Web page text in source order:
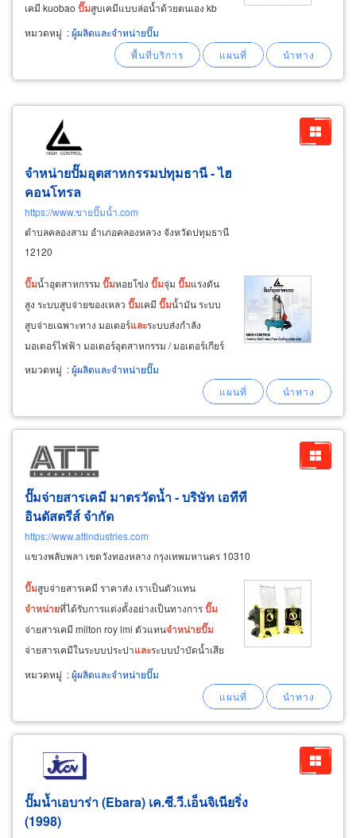
เคมี kuobao ปั๊มสูบเคมีแบบล่อน้ำด้วยตนเอง kb
series,ปั๊มสูบเคมีแบบขับเคลื่อนด้วยแม่เหล็ก mpx
สูบเคมีแบบแนวตั้ง, ระบบกรองเคมี ks
หมวดหมู่ :ผู้ผลิตและจำหน่ายปั๊ม
จำหน่ายปั๊มอุตสาหกรรมปทุมธานี - ไฮ
คอนโทรล
https://www.ขายปั๊มน้ำ.com
ตำบลคลองสาม อำเภอคลองหลวง จังหวัดปทุมธานี
12120
ปั๊มน้ำอุตสาหกรรม ปั๊มหอยโข่ง ปั๊มจุ่ม ปั๊มแรงดัน
สูง ระบบสูบจ่ายของเหลว ปั๊มเคมี ปั๊มน้ำมัน ระบบ
สูบจ่ายเฉพาะทาง มอเตอร์และระบบส่งกำลัง
มอเตอร์ไฟฟ้า มอเตอร์อุตสาหกรรม / มอเตอร์เกียร์
ระบบส่งกำลัง ระบบแรงดันน้ำ booster pump
หมวดหมู่ :ผู้ผลิตและจำหน่ายปั๊ม
ปั๊มจ่ายสารเคมี มาตรวัดน้ำ - บริษัท เอทีที
อินดัสตรีส์ จำกัด
https://www.attindustries.com
แขวงพลับพลา เขตวังทองหลาง กรุงเทพมหานคร 10310
ปั๊มสูบจ่ายสารเคมี ราคาส่ง เราเป็นตัวแทน
จำหน่ายที่ได้รับการแต่งตั้งอย่างเป็นทางการปั๊ม
จ่ายสารเคมี milton roy lmi ตัวแทนจำหน่ายปั๊ม
จ่ายสารเคมีในระบบประปาและระบบบำบัดน้ำเสีย
พร้อมบริการหลังการขายปั๊มจ่ายสารเคมี lmi แบบ
จ่ายสาร
หมวดหมู่ :ผู้ผลิตและจำหน่ายปั๊ม
ปั๊มน้ำเอบาร่า (Ebara) เค.ซี.วี.เอ็นจิเนียริ่ง
(1998)